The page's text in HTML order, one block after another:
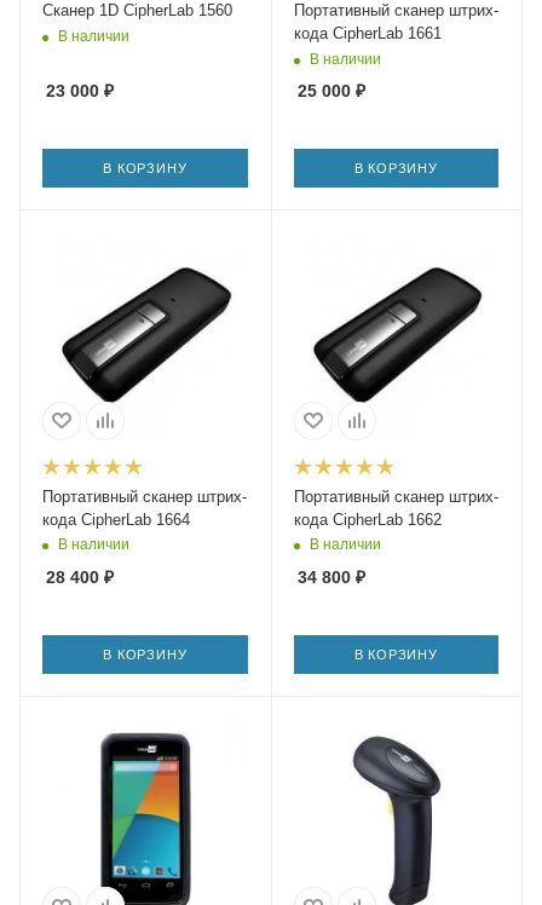
Сканер 1D CipherLab 1560
В наличии
23 000 ₽
В КОРЗИНУ
Портативный сканер штрих-
кода CipherLab 1661
В наличии
25 000₽
В КОРЗИНУ
Портативный сканер штрих-
кода CipherLab 1664
В наличии
28 400 ₽
В КОРЗИНУ
Портативный сканер штрих-
кода CipherLab 1662
В наличии
34 800₽
В КОРЗИНУ